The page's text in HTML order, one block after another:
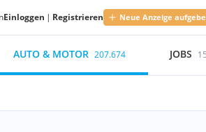
Einloggen | Registrieren Neue Anzeige
AUTO & MOTOR 207.674 JOBS